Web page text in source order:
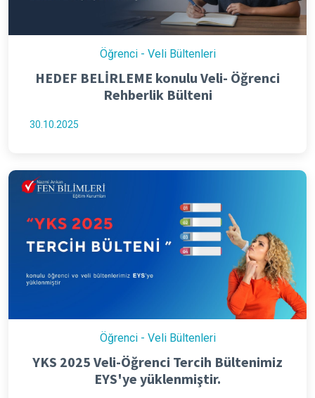
Öğrenci - Veli Bültenleri
HEDEF BELİRLEME konulu Veli- Öğrenci
Rehberlik Bülteni
30.10.2025
Öğrenci - Veli Bültenleri
YKS 2025 Veli-Öğrenci Tercih Bültenimiz
EYS'ye yüklenmiştir.